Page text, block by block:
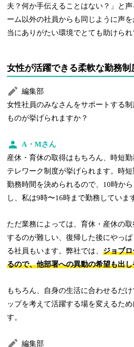
夫？何か手伝えることはない？」と
ーム以外の社員からも同じように声
当にありがたい環境でとても助けられ
女性が活躍できる柔軟な勤務制
編集部
女性社員のみなさんをサポートする
ものが挙げられますか？
A・Mさん
産休・育休の取得はもちろん、時短勤
テレワーク制度が挙げられます。時
勤務時間を決められるので、10時か
し、私は9時〜16時まで勤務していま
ただ業務によっては、育休・産休の
するのが難しい、復帰した後にやっ
る社員もいます。弊社では、ジョブ
るので、他部署への異動の希望も出
もちろん、自身の生活に合わせるだ
ップを考えて活躍する場を変えるた
す。
編集部